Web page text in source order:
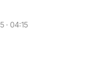
· 04:15